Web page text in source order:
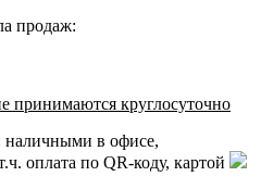
продаж:
принимаются круглосуточно
в офисе,
оплата по QR-коду, картой